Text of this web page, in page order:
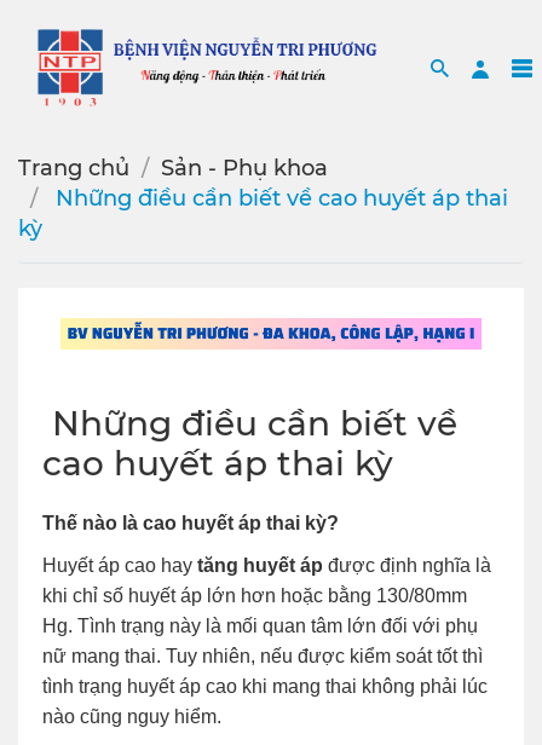
Search
Trang chủ
Sản - Phụ khoa
️ Những điều cần biết về cao huyết áp thai
kỳ
️ Những điều cần biết về
cao huyết áp thai kỳ
Thế nào là cao huyết áp thai kỳ?
Huyết áp cao hay tăng huyết áp được định nghĩa là
khi chỉ số huyết áp lớn hơn hoặc bằng 130/80mm
Hg. Tình trạng này là mối quan tâm lớn đối với phụ
nữ mang thai. Tuy nhiên, nếu được kiểm soát tốt thì
tình trạng huyết áp cao khi mang thai không phải lúc
nào cũng nguy hiểm.